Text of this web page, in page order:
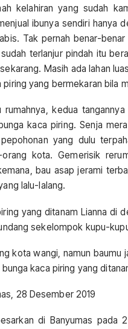
kelahiran yang sudah
ibunya sendiri hanya
Tak pernah benar-
terlanjur pindah itu
Masih ada lahan
yang bermekaran bila
rumahnya, kedua
kaca piring. Senja
yang dulu
kota. Gemerisik
bau asap jerami
lalu-lalang.
yang ditanam Lianna di
sekelompok kupu-
kota wangi, namun baumu
kaca piring yang
28 Desember 2019
di Banyumas pada